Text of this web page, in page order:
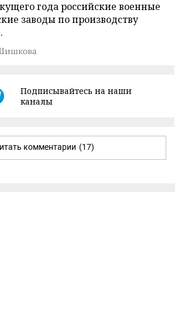
года российские военные
заводы по производству
Подписывайтесь на наши
каналы
комментарии (17)